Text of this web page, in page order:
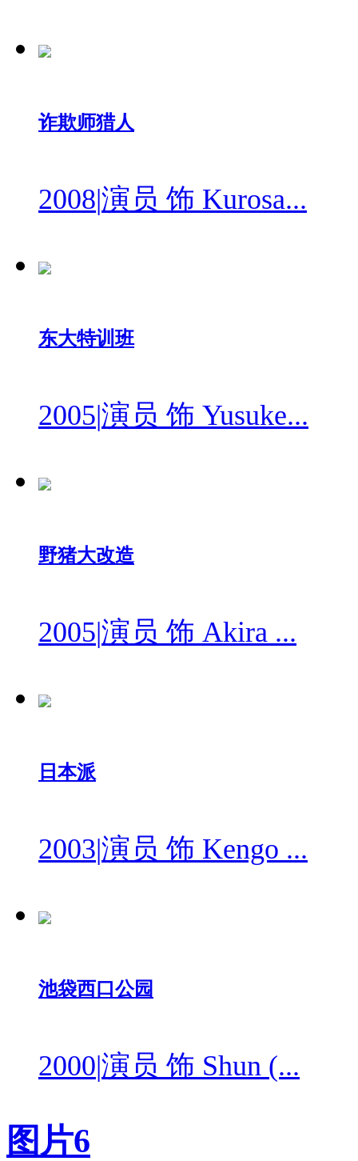
诈欺师猎人
2008|演员 饰 Kurosa...
东大特训班
2005|演员 饰 Yusuke...
野猪大改造
2005|演员 饰 Akira ...
日本派
2003|演员 饰 Kengo ...
池袋西口公园
2000|演员 饰 Shun (...
图片6